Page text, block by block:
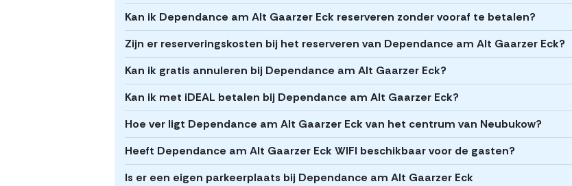
Kan ik Dependance am Alt Gaarzer Eck reserveren zonder vooraf te betalen?
Zijn er reserveringskosten bij het reserveren van Dependance am Alt Gaarzer Eck?
Kan ik gratis annuleren bij Dependance am Alt Gaarzer Eck?
Kan ik met iDEAL betalen bij Dependance am Alt Gaarzer Eck?
Hoe ver ligt Dependance am Alt Gaarzer Eck van het centrum van Neubukow?
Heeft Dependance am Alt Gaarzer Eck WIFI beschikbaar voor de gasten?
Is er een eigen parkeerplaats bij Dependance am Alt Gaarzer Eck